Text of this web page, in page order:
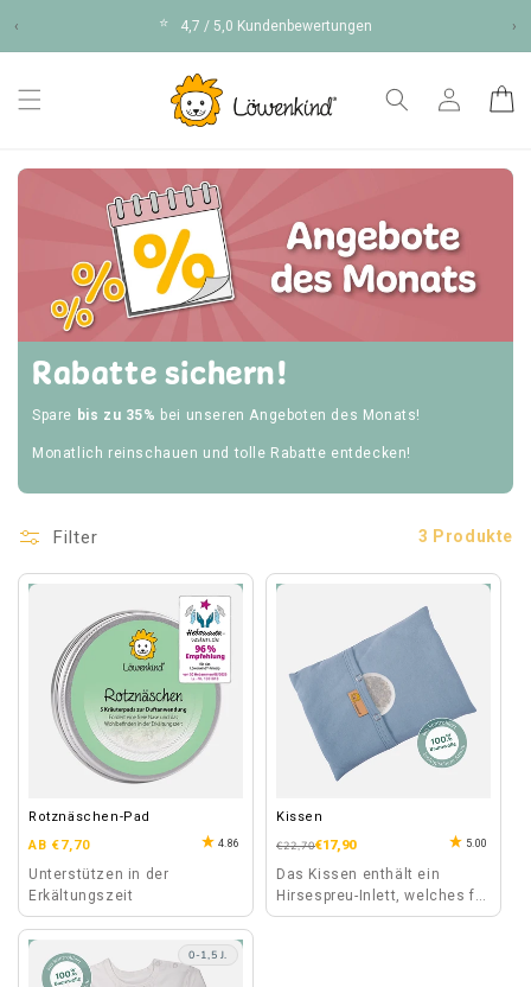
Inhalt
‹ ⭐ 4,7 / 5,0 Kundenbewertungen ›
Einloggen
Rabatte sichern!
Spare bis zu 35% bei unseren Angeboten des Monats!
Monatlich reinschauen und tolle Rabatte entdecken!
Filter 3 Produkte
Rotznäschen-Pad
Normaler
AB €7,70 4.86
Unterstützen in der
Erkältungszeit
Kissen
Normaler
€22,70
Verkaufspreis
€17,90 5.00
Das Kissen enthält ein
Hirsespreu-Inlett, welches für
den besonderen
0-1,5 J.